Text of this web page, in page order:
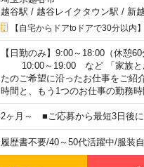
越谷駅 / 越谷レイクタウン駅 / 新
【自宅からドアtoドアで30分以内
【日勤のみ】9:00～18:00（休憩
10:00～19:00 など 「家族とお
たのご希望に沿ったお仕事をご
時間と、もう1つのお仕事の勤務
2ヶ月～ ■ご応募から最短3日後
履歴書不要/40～50代活躍中/服装